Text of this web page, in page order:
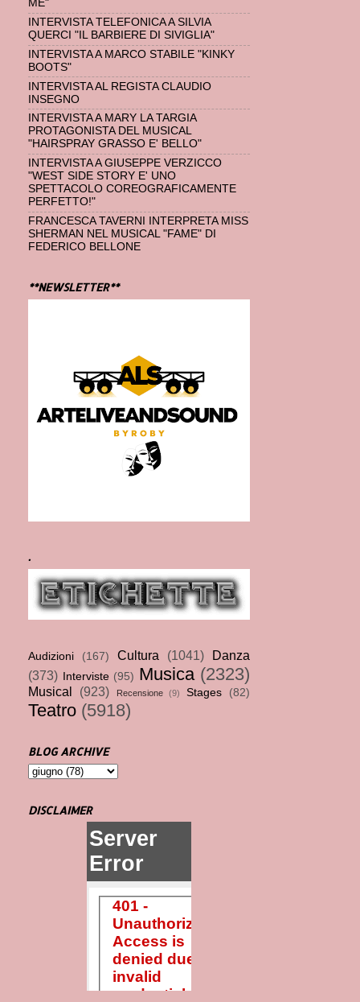
ME"
INTERVISTA TELEFONICA A SILVIA
QUERCI "IL BARBIERE DI SIVIGLIA"
INTERVISTA A MARCO STABILE "KINKY
BOOTS"
INTERVISTA AL REGISTA CLAUDIO
INSEGNO
INTERVISTA A MARY LA TARGIA
PROTAGONISTA DEL MUSICAL
"HAIRSPRAY GRASSO E' BELLO"
INTERVISTA A GIUSEPPE VERZICCO
"WEST SIDE STORY E' UNO
SPETTACOLO COREOGRAFICAMENTE
PERFETTO!"
FRANCESCA TAVERNI INTERPRETA MISS
SHERMAN NEL MUSICAL "FAME" DI
FEDERICO BELLONE
**NEWSLETTER**
.
Audizioni (167) Cultura (1041)
Danza
(373)
Interviste (95) Musica (2323)
Musical (923) Recensione (9) Stages (82)
Teatro (5918)
BLOG ARCHIVE
DISCLAIMER